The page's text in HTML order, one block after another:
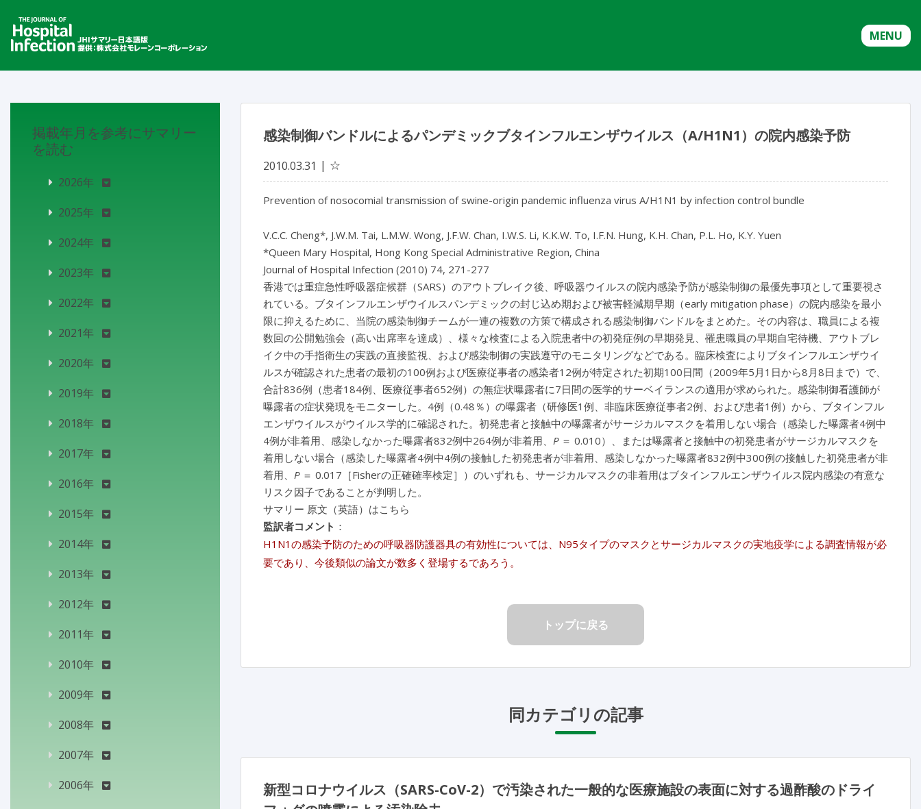
MENU
感染制御バンドルによるパンデミックブタインフルエンザウイルス（A/H1N1）の院内感染予防
2010.03.31 ☆
Prevention of nosocomial transmission of swine-origin pandemic influenza virus A/H1N1 by infection control bundle
V.C.C. Cheng*, J.W.M. Tai, L.M.W. Wong, J.F.W. Chan, I.W.S. Li, K.K.W. To, I.F.N. Hung, K.H. Chan, P.L. Ho, K.Y. Yuen
*Queen Mary Hospital, Hong Kong Special Administrative Region, China
Journal of Hospital Infection (2010) 74, 271-277
香港では重症急性呼吸器症候群（SARS）のアウトブレイク後、呼吸器ウイルスの院内感染予防が感染制御の最優先事項として重要視さ
れている。ブタインフルエンザウイルスパンデミックの封じ込め期および被害軽減期早期（early mitigation phase）の院内感染を最小
限に抑えるために、当院の感染制御チームが一連の複数の方策で構成される感染制御バンドルをまとめた。その内容は、職員による複
数回の公開勉強会（高い出席率を達成）、様々な検査による入院患者中の初発症例の早期発見、罹患職員の早期自宅待機、アウトブレ
イク中の手指衛生の実践の直接監視、および感染制御の実践遵守のモニタリングなどである。臨床検査によりブタインフルエンザウイ
ルスが確認された患者の最初の100例および医療従事者の感染者12例が特定された初期100日間（2009年5月1日から8月8日まで）で、
合計836例（患者184例、医療従事者652例）の無症状曝露者に7日間の医学的サーベイランスの適用が求められた。感染制御看護師が
曝露者の症状発現をモニターした。4例（0.48％）の曝露者（研修医1例、非臨床医療従事者2例、および患者1例）から、ブタインフル
エンザウイルスがウイルス学的に確認された。初発患者と接触中の曝露者がサージカルマスクを着用しない場合（感染した曝露者4例中
4例が非着用、感染しなかった曝露者832例中264例が非着用、 P＝ 0.010）、または曝露者と接触中の初発患者がサージカルマスクを
着用しない場合（感染した曝露者4例中4例の接触した初発患者が非着用、感染しなかった曝露者832例中300例の接触した初発患者が非
着用、 P＝ 0.017［Fisherの正確確率検定］）のいずれも、サージカルマスクの非着用はブタインフルエンザウイルス院内感染の有意な
リスク因子であることが判明した。
サマリー 原文（英語）はこちら
監訳者コメント ：
H1N1の感染予防のための呼吸器防護器具の有効性については、N95タイプのマスクとサージカルマスクの実地疫学による調査情報が必
要であり、今後類似の論文が数多く登場するであろう。
トップに戻る
同カテゴリの記事
新型コロナウイルス（SARS-CoV-2）で汚染された一般的な医療施設の表面に対する過酢酸のドライ
掲載年月を参考にサマリー
を読む
2026年
2025年
2024年
2023年
2022年
2021年
2020年
2019年
2018年
2017年
2016年
2015年
2014年
2013年
2012年
2011年
2010年
2009年
2008年
2007年
2006年